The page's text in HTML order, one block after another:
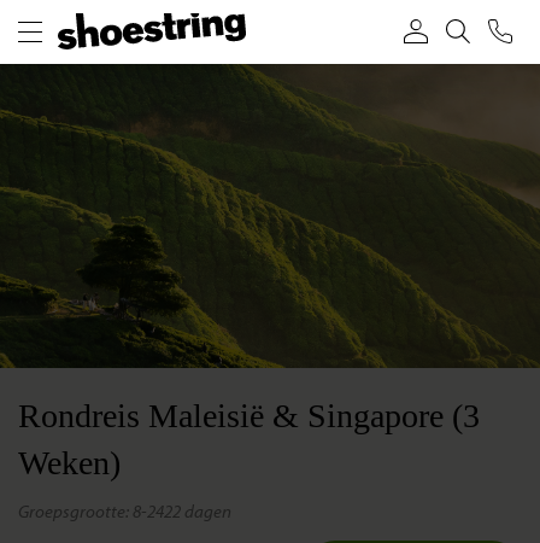
Rondreis Maleisië & Singapore (3
Weken)
groepsgrootte: 8-24 22 dagen